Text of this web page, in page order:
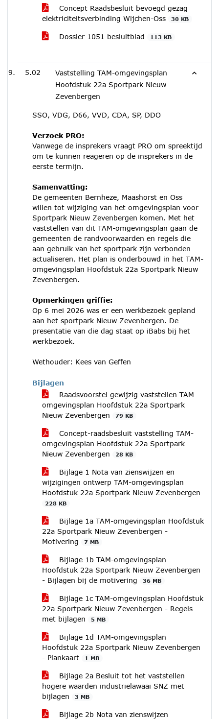
Concept Raadsbesluit bevoegd gezag
elektriciteitsverbinding Wijchen-Oss
30 KB
Dossier 1051 besluitblad 113 KB
5.02
Vaststelling TAM-omgevingsplan
Hoofdstuk 22a Sportpark Nieuw
Zevenbergen
SSO, VDG, D66, VVD, CDA, SP, DDO
Verzoek PRO:
Vanwege de insprekers vraagt PRO om spreektijd
om te kunnen reageren op de insprekers in de
eerste termijn.
Samenvatting:
De gemeenten Bernheze, Maashorst en Oss
willen tot wijziging van het omgevingsplan voor
Sportpark Nieuw Zevenbergen komen. Met het
vaststellen van dit TAM-omgevingsplan gaan de
gemeenten de randvoorwaarden en regels die
aan gebruik van het sportpark zijn verbonden
actualiseren. Het plan is onderbouwd in het TAM-
omgevingsplan Hoofdstuk 22a Sportpark Nieuw
Zevenbergen.
Opmerkingen griffie:
Op 6 mei 2026 was er een werkbezoek gepland
aan het sportpark Nieuw Zevenbergen. De
presentatie van die dag staat op iBabs bij het
werkbezoek.
Wethouder: Kees van Geffen
Bijlagen
Raadsvoorstel gewijzig vaststellen TAM-
omgevingsplan Hoofdstuk 22a Sportpark
Nieuw Zevenbergen
79 KB
Concept-raadsbesluit vaststelling TAM-
omgevingsplan Hoofdstuk 22a Sportpark
Nieuw Zevenbergen
28 KB
Bijlage 1 Nota van zienswijzen en
wijzigingen ontwerp TAM-omgevingsplan
Hoofdstuk 22a Sportpark Nieuw Zevenbergen
228 KB
Bijlage 1a TAM-omgevingsplan Hoofdstuk
22a Sportpark Nieuw Zevenbergen -
Motivering
7 MB
Bijlage 1b TAM-omgevingsplan
Hoofdstuk 22a Sportpark Nieuw Zevenbergen
- Bijlagen bij de motivering
36 MB
Bijlage 1c TAM-omgevingsplan Hoofdstuk
22a Sportpark Nieuw Zevenbergen - Regels
met bijlagen
5 MB
Bijlage 1d TAM-omgevingsplan
Hoofdstuk 22a Sportpark Nieuw Zevenbergen
- Plankaart
1 MB
Bijlage 2a Besluit tot het vaststellen
hogere waarden industrielawaai SNZ met
bijlagen
3 MB
Bijlage 2b Nota van zienswijzen